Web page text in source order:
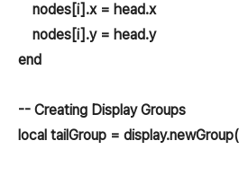
nodes[i].x = head.x
nodes[i].y = head.y
end
-- Creating Display Groups
local tailGroup =